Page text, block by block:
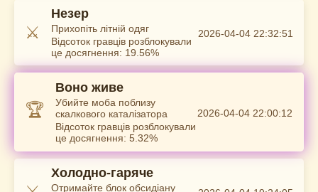
⚔️
Незер
Прихопіть літній одяг
Відсоток гравців розблокували
це досягнення: 19.56%
2026-04-04 22:32:51
🏆
Воно живе
Убийте моба поблизу
скалкового каталізатора
Відсоток гравців розблокували
це досягнення: 5.32%
2026-04-04 22:00:12
Холодно-гаряче
Отримайте блок обсидіану